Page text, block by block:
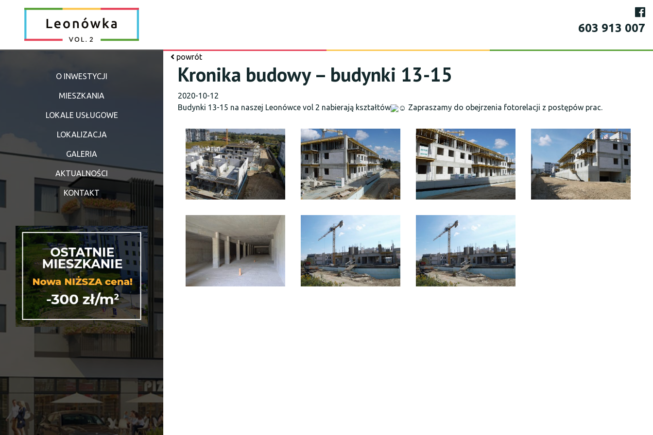
603 913 007
O INWESTYCJI
MIESZKANIA
LOKALE USŁUGOWE
LOKALIZACJA
GALERIA
AKTUALNOŚCI
KONTAKT
powrót
Kronika budowy – budynki 13-15
2020-10-12
Budynki 13-15 na naszej Leonówce vol 2 nabierają kształtów
Zapraszamy do obejrzenia fotorelacji z postępów prac.